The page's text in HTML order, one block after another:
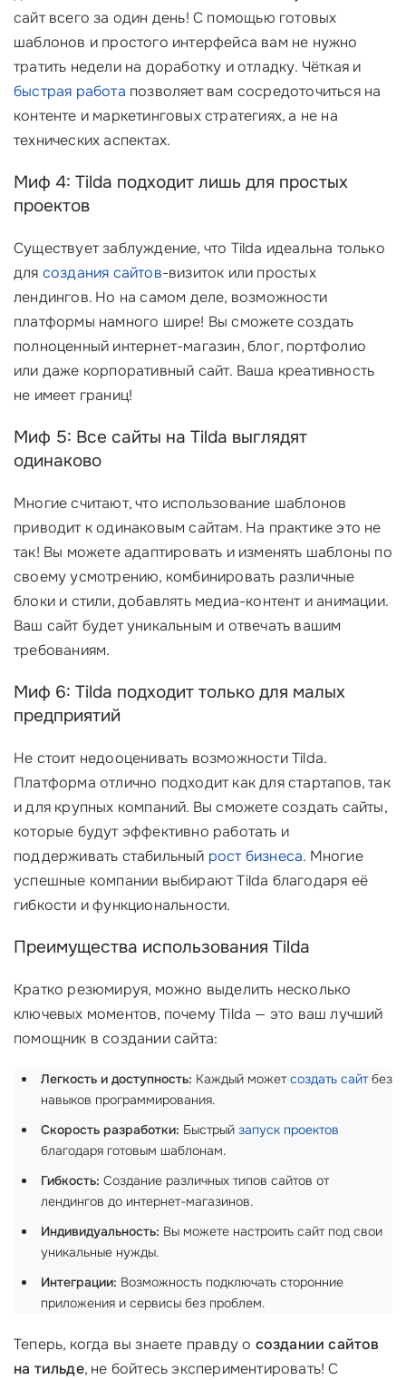
сайт всего за один день! С помощью готовых
шаблонов и простого интерфейса вам не нужно
тратить недели на доработку и отладку. Чёткая и
быстрая работа позволяет вам сосредоточиться на
контенте и маркетинговых стратегиях, а не на
технических аспектах.
Миф 4: Tilda подходит лишь для простых
проектов
Существует заблуждение, что Tilda идеальна только
для создания сайтов-визиток или простых
лендингов. Но на самом деле, возможности
платформы намного шире! Вы сможете создать
полноценный интернет-магазин, блог, портфолио
или даже корпоративный сайт. Ваша креативность
не имеет границ!
Миф 5: Все сайты на Tilda выглядят
одинаково
Многие считают, что использование шаблонов
приводит к одинаковым сайтам. На практике это не
так! Вы можете адаптировать и изменять шаблоны по
своему усмотрению, комбинировать различные
блоки и стили, добавлять медиа-контент и анимации.
Ваш сайт будет уникальным и отвечать вашим
требованиям.
Миф 6: Tilda подходит только для малых
предприятий
Не стоит недооценивать возможности Tilda.
Платформа отлично подходит как для стартапов, так
и для крупных компаний. Вы сможете создать сайты,
которые будут эффективно работать и
поддерживать стабильный рост бизнеса. Многие
успешные компании выбирают Tilda благодаря её
гибкости и функциональности.
Преимущества использования Tilda
Кратко резюмируя, можно выделить несколько
ключевых моментов, почему Tilda — это ваш лучший
помощник в создании сайта:
Легкость и доступность: Каждый можетсоздать сайтбез
навыков программирования.
Скорость разработки: Быстрый запуск проектов
благодаря готовым шаблонам.
Гибкость: Создание различных типов сайтов от
лендингов до интернет-магазинов.
Индивидуальность: Вы можете настроить сайт под свои
уникальные нужды.
Интеграции: Возможность подключать сторонние
приложения и сервисы без проблем.
Теперь, когда вы знаете правду о создании сайтов
на тильде, не бойтесь экспериментировать! С